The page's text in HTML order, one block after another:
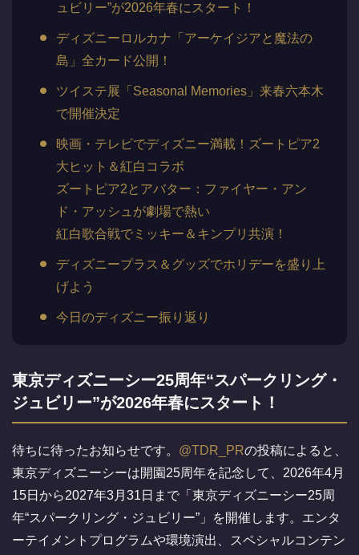
ュビリー”が2026年春にスタート！
ディズニーロルカナ「アーケイジアと魔法の
島」全カード公開！
ツイステ展「Seasonal Memories」来春六本木
で開催決定
映画・テレビでディズニー満載！ズートピア2
大ヒット＆紅白コラボ
ズートピア2とアバター：ファイヤー・アン
ド・アッシュが劇場で熱い
紅白歌合戦でミッキー＆キンプリ共演！
ディズニープラス＆グッズでホリデーを盛り上
げよう
今日のディズニー振り返り
東京ディズニーシー25周年“スパークリング・
ジュビリー”が2026年春にスタート！
待ちに待ったお知らせです。 @TDR_PRの投稿によると、
東京ディズニーシーは開園25周年を記念して、2026年4月
15日から2027年3月31日まで「東京ディズニーシー25周
年“スパークリング・ジュビリー”」を開催します。エンタ
ーテイメントプログラムや環境演出、スペシャルコンテン